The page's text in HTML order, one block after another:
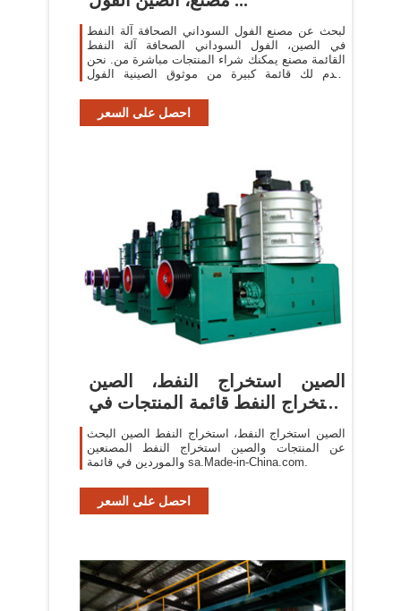
لبحث عن مصنع الفول السوداني الصحافة آلة النفط
في الصين، الفول السوداني الصحافة آلة النفط
القائمة مصنع يمكنك شراء المنتجات مباشرة من. نحن
نقدم لك قائمة كبيرة من موثوق الصينية الفول
احصل على السعر
الصين استخراج النفط، الصين
استخراج النفط قائمة المنتجات في
الصين استخراج النفط، استخراج النفط الصين البحث
عن المنتجات والصين استخراج النفط المصنعين
والموردين في قائمة sa.Made-in-China.com.
احصل على السعر